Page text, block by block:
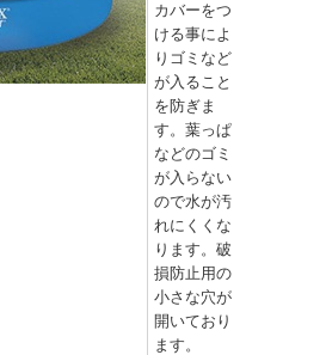
カバーをつ
ける事によ
りゴミなど
が入ること
を防ぎま
す。葉っぱ
などのゴミ
が入らない
ので水が汚
れにくくな
ります。破
損防止用の
小さな穴が
開いており
ます。